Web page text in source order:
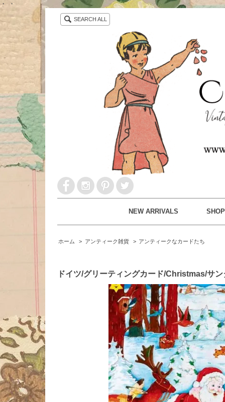
・ ・
SEARCH ALL
NEW ARRIVALS SHOP
ホーム > アンティーク雑貨 > アンティークなカードたち
ドイツ/グリーティングカード/Christmas/サ